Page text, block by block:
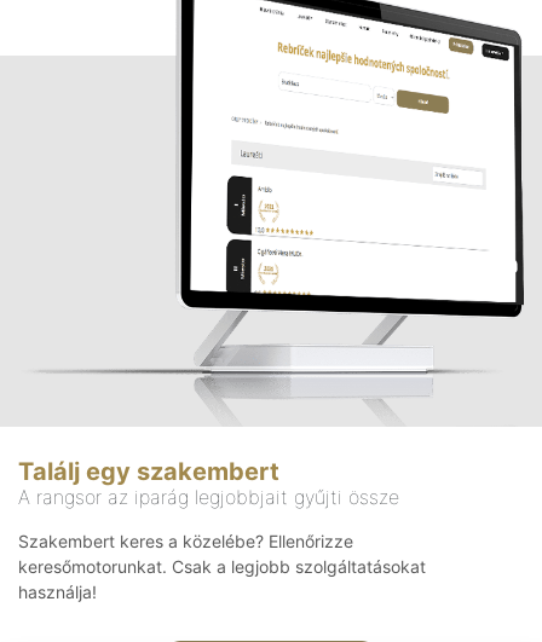
Találj egy szakembert
A rangsor az iparág legjobbjait gyűjti össze
Szakembert keres a közelébe? Ellenőrizze
keresőmotorunkat. Csak a legjobb szolgáltatásokat
használja!